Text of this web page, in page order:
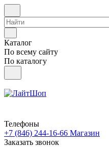
Каталог
По всему сайту
По каталогу
Телефоны
+7 (846) 244-16-66 Магазин
Заказать звонок